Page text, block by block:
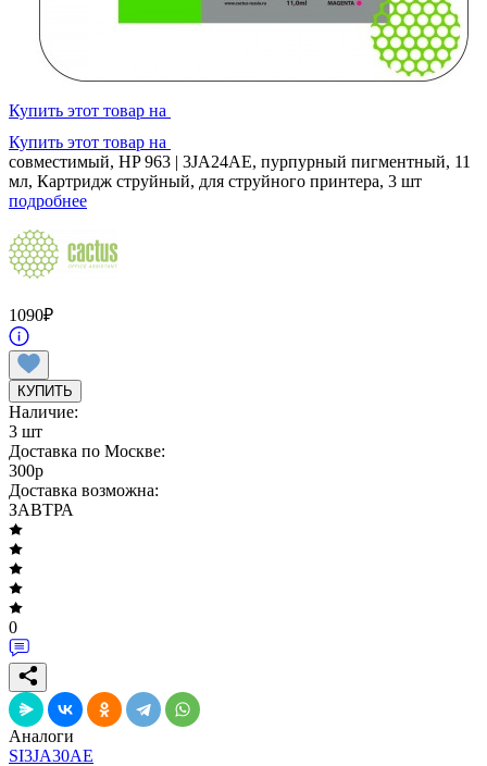
Купить этот товар на
Купить этот товар на
совместимый, HP 963 | 3JA24AE, пурпурный пигментный, 11
мл, Картридж струйный, для струйного принтера, 3 шт
подробнее
1090₽
КУПИТЬ
Наличие:
3 шт
Доставка по Москве:
300p
Доставка возможна:
ЗАВТРА
0
Аналоги
SI3JA30AE